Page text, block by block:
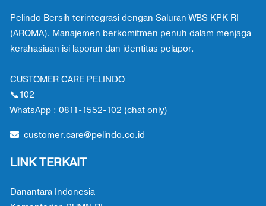
Pelindo Bersih terintegrasi dengan Saluran WBS KPK RI
(AROMA). Manajemen berkomitmen penuh dalam menjaga
kerahasiaan isi laporan dan identitas pelapor.
CUSTOMER CARE PELINDO
📞102
WhatsApp : 0811-1552-102 (chat only)
customer.care@pelindo.co.id
LINK TERKAIT
Danantara Indonesia